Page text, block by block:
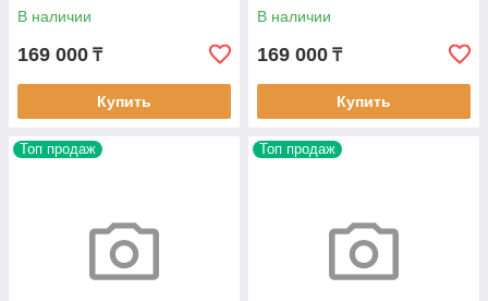
В наличии
169 000 ₸
Купить
В наличии
169 000 ₸
Купить
Топ продаж Топ продаж